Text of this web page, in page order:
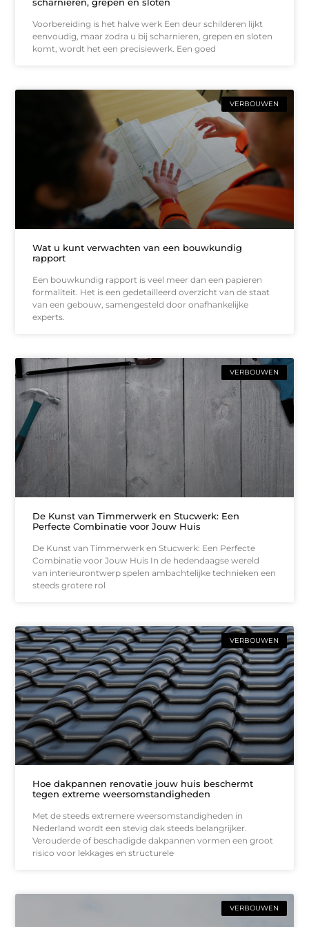
scharnieren, grepen en sloten
Voorbereiding is het halve werk Een deur schilderen lijkt
eenvoudig, maar zodra u bij scharnieren, grepen en sloten
komt, wordt het een precisiewerk. Een goed
VERBOUWEN
Wat u kunt verwachten van een bouwkundig
rapport
Een bouwkundig rapport is veel meer dan een papieren
formaliteit. Het is een gedetailleerd overzicht van de staat
van een gebouw, samengesteld door onafhankelijke
experts.
VERBOUWEN
De Kunst van Timmerwerk en Stucwerk: Een
Perfecte Combinatie voor Jouw Huis
De Kunst van Timmerwerk en Stucwerk: Een Perfecte
Combinatie voor Jouw Huis In de hedendaagse wereld
van interieurontwerp spelen ambachtelijke technieken een
steeds grotere rol
VERBOUWEN
Hoe dakpannen renovatie jouw huis beschermt
tegen extreme weersomstandigheden
Met de steeds extremere weersomstandigheden in
Nederland wordt een stevig dak steeds belangrijker.
Verouderde of beschadigde dakpannen vormen een groot
risico voor lekkages en structurele
VERBOUWEN